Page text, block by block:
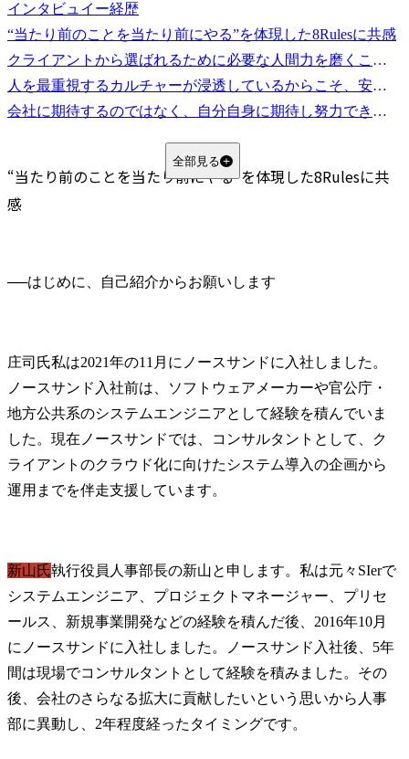
インタビュイー経歴
“当たり前のことを当たり前にやる”を体現した8Rulesに共感
クライアントから選ばれるために必要な人間力を磨くことができる環境
人を最重視するカルチャーが浸透しているからこそ、安心してチャレンジできる
会社に期待するのではなく、自分自身に期待し努力できる人と一緒に働きたい
全部見る
“当たり前のことを当たり前にやる”を体現した8Rulesに共
感
──
庄司氏私は2021年の11月にノースサンドに入社しました。
ノースサンド入社前は、ソフトウェアメーカーや官公庁・
地方公共系のシステムエンジニアとして経験を積んでいま
した。現在ノースサンドでは、コンサルタントとして、ク
ライアントのクラウド化に向けたシステム導入の企画から
運用までを伴走支援しています。
新山氏執行役員人事部長の新山と申します。私は元々SIerで
システムエンジニア、プロジェクトマネージャー、プリセ
ールス、新規事業開発などの経験を積んだ後、2016年10月
にノースサンドに入社しました。ノースサンド入社後、5年
間は現場でコンサルタントとして経験を積みました。その
後、会社のさらなる拡大に貢献したいという思いから人事
部に異動し、2年程度経ったタイミングです。